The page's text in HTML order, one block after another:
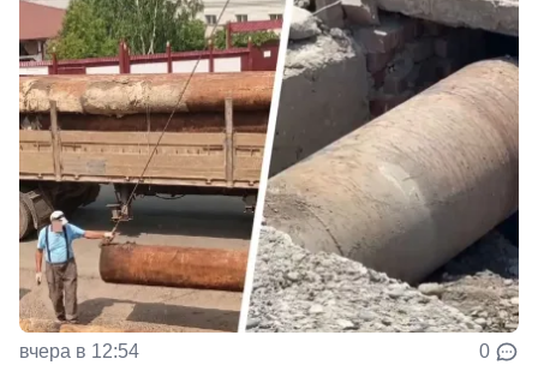
вчера в 12:54 0